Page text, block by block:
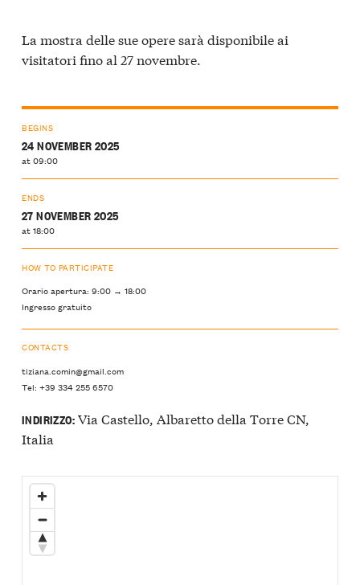
La mostra delle sue opere sarà disponibile ai
visitatori fino al 27 novembre.
BEGINS
24 NOVEMBER 2025
at 09:00
ENDS
27 NOVEMBER 2025
at 18:00
HOW TO PARTICIPATE
Orario apertura: 9:00 → 18:00
Ingresso gratuito
CONTACTS
tiziana.comin@gmail.com
Tel: +39 334 255 6570
INDIRIZZO:Via Castello, Albaretto della Torre CN,
Italia